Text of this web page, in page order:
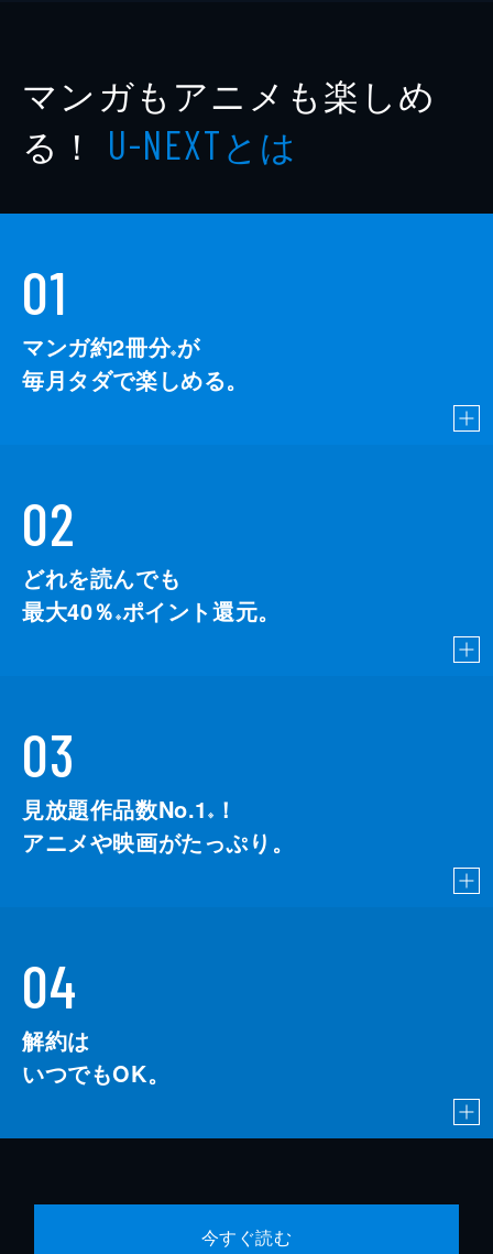
マンガもアニメも楽しめ
る！ U-NEXTとは
01
マンガ約2冊分※が
毎月タダで楽しめる。
02
どれを読んでも
最大40％ ※ポイント還元。
03
見放題作品数No.1 ※
！
アニメや映画がたっぷり。
04
解約は
いつでもOK。
今すぐ読む